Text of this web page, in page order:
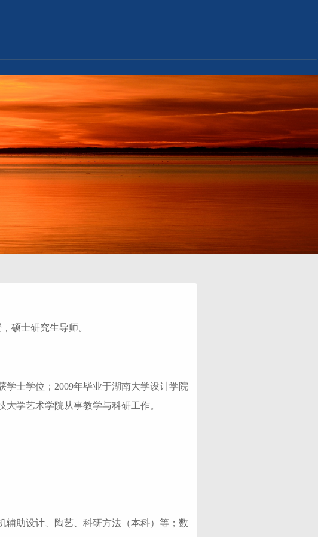
硕士研究生导师。
学士学位；2009年毕业于湖南大学设计学院
大学艺术学院从事教学与科研工作。
辅助设计、陶艺、科研方法（本科）等；数